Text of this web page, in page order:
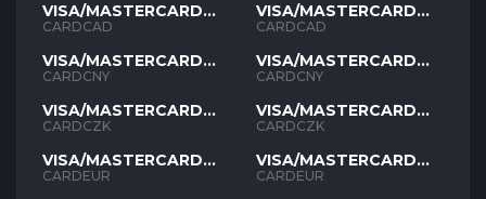
VISA/MASTERCARD
CAD
CARDCAD
VISA/MASTERCARD
CNY
CARDCNY
VISA/MASTERCARD
CZK
CARDCZK
VISA/MASTERCARD
EUR
CARDEUR
VISA/MASTERCARD
CAD
CARDCAD
VISA/MASTERCARD
CNY
CARDCNY
VISA/MASTERCARD
CZK
CARDCZK
VISA/MASTERCARD
EUR
CARDEUR